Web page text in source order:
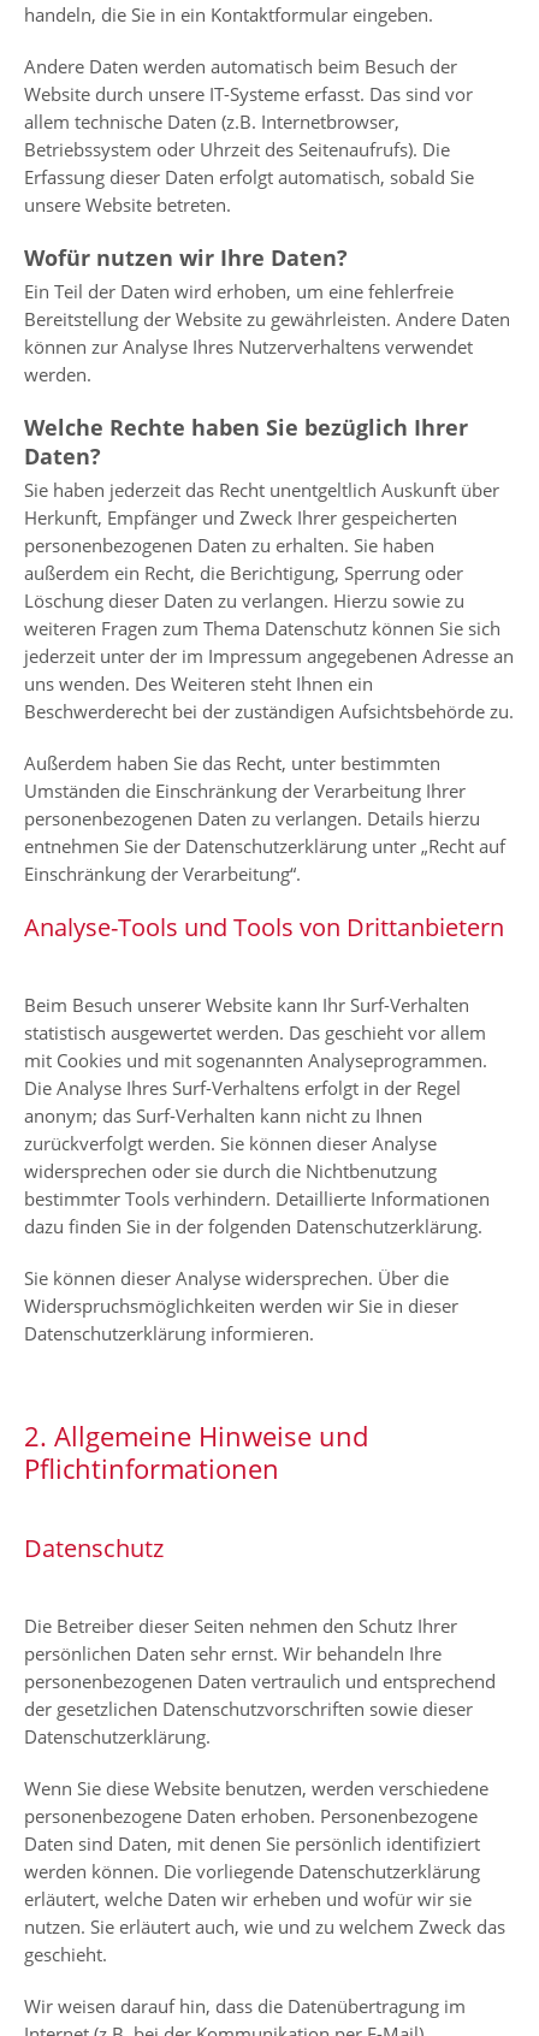
handeln, die Sie in ein Kontaktformular eingeben.
Andere Daten werden automatisch beim Besuch der
Website durch unsere IT-Systeme erfasst. Das sind vor
allem technische Daten (z.B. Internetbrowser,
Betriebssystem oder Uhrzeit des Seitenaufrufs). Die
Erfassung dieser Daten erfolgt automatisch, sobald Sie
unsere Website betreten.
Wofür nutzen wir Ihre Daten?
Ein Teil der Daten wird erhoben, um eine fehlerfreie
Bereitstellung der Website zu gewährleisten. Andere Daten
können zur Analyse Ihres Nutzerverhaltens verwendet
werden.
Welche Rechte haben Sie bezüglich Ihrer
Daten?
Sie haben jederzeit das Recht unentgeltlich Auskunft über
Herkunft, Empfänger und Zweck Ihrer gespeicherten
personenbezogenen Daten zu erhalten. Sie haben
außerdem ein Recht, die Berichtigung, Sperrung oder
Löschung dieser Daten zu verlangen. Hierzu sowie zu
weiteren Fragen zum Thema Datenschutz können Sie sich
jederzeit unter der im Impressum angegebenen Adresse an
uns wenden. Des Weiteren steht Ihnen ein
Beschwerderecht bei der zuständigen Aufsichtsbehörde zu.
Außerdem haben Sie das Recht, unter bestimmten
Umständen die Einschränkung der Verarbeitung Ihrer
personenbezogenen Daten zu verlangen. Details hierzu
entnehmen Sie der Datenschutzerklärung unter „Recht auf
Einschränkung der Verarbeitung“.
Analyse-Tools und Tools von Drittanbietern
Beim Besuch unserer Website kann Ihr Surf-Verhalten
statistisch ausgewertet werden. Das geschieht vor allem
mit Cookies und mit sogenannten Analyseprogrammen.
Die Analyse Ihres Surf-Verhaltens erfolgt in der Regel
anonym; das Surf-Verhalten kann nicht zu Ihnen
zurückverfolgt werden. Sie können dieser Analyse
widersprechen oder sie durch die Nichtbenutzung
bestimmter Tools verhindern. Detaillierte Informationen
dazu finden Sie in der folgenden Datenschutzerklärung.
Sie können dieser Analyse widersprechen. Über die
Widerspruchsmöglichkeiten werden wir Sie in dieser
Datenschutzerklärung informieren.
2. Allgemeine Hinweise und
Pflichtinformationen
Datenschutz
Die Betreiber dieser Seiten nehmen den Schutz Ihrer
persönlichen Daten sehr ernst. Wir behandeln Ihre
personenbezogenen Daten vertraulich und entsprechend
der gesetzlichen Datenschutzvorschriften sowie dieser
Datenschutzerklärung.
Wenn Sie diese Website benutzen, werden verschiedene
personenbezogene Daten erhoben. Personenbezogene
Daten sind Daten, mit denen Sie persönlich identifiziert
werden können. Die vorliegende Datenschutzerklärung
erläutert, welche Daten wir erheben und wofür wir sie
nutzen. Sie erläutert auch, wie und zu welchem Zweck das
geschieht.
Wir weisen darauf hin, dass die Datenübertragung im